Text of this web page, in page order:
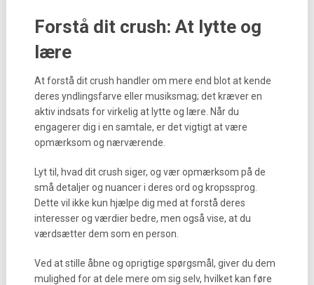
Forstå dit crush: At lytte og
lære
At forstå dit crush handler om mere end blot at kende
deres yndlingsfarve eller musiksmag; det kræver en
aktiv indsats for virkelig at lytte og lære. Når du
engagerer dig i en samtale, er det vigtigt at være
opmærksom og nærværende.
Lyt til, hvad dit crush siger, og vær opmærksom på de
små detaljer og nuancer i deres ord og kropssprog.
Dette vil ikke kun hjælpe dig med at forstå deres
interesser og værdier bedre, men også vise, at du
værdsætter dem som en person.
Ved at stille åbne og oprigtige spørgsmål, giver du dem
mulighed for at dele mere om sig selv, hvilket kan føre